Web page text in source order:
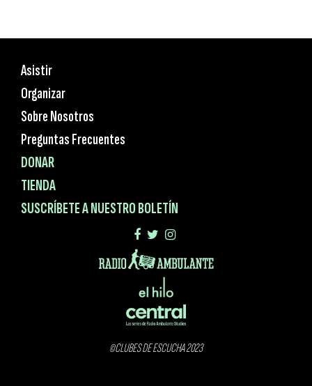
Asistir
Organizar
Sobre Nosotros
Preguntas Frecuentes
DONAR
TIENDA
SUSCRÍBETE A NUESTRO BOLETÍN
©CLUBES DE ESCUCHA 2023